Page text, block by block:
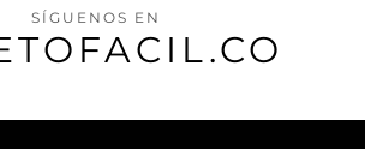
SÍGUENOS EN